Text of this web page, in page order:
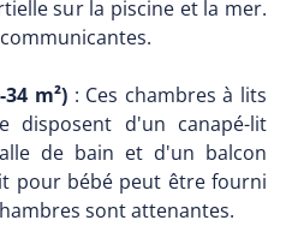
sur la piscine et la mer.
m²) : Ces chambres à lits
disposent d'un canapé-lit
de bain et d'un balcon
pour bébé peut être fourni
sont attenantes.